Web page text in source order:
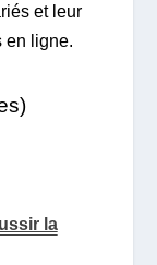
et leur
en ligne.
la